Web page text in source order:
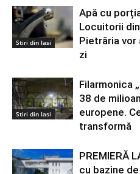
Stiri din Iasi
Apă cu
Locuitorii
Pietrăria vor
zi
Stiri din Iasi
Filarmonica
38 de
europene.
transformă
PREMIERĂ
cu bazine